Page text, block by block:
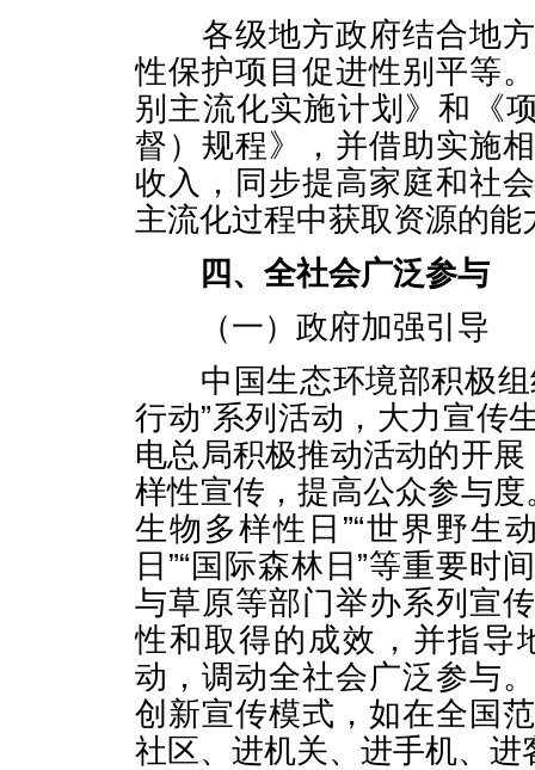
各级地方政府结合地方
性保护项目促进性别平等
别主流化实施计划》和《
督）规程》，并借助实施
收入，同步提高家庭和社
主流化过程中获取资源的能
四、全社会广泛参与
（一）政府加强引导
中国生态环境部积极组
行动”系列活动，大力宣传
电总局积极推动活动的开
样性宣传，提高公众参与度
生物多样性日”“世界野生
日”“国际森林日”等重要时
与草原等部门举办系列宣
性和取得的成效，并指导
动，调动全社会广泛参与
创新宣传模式，如在全国
社区、进机关、进手机、进